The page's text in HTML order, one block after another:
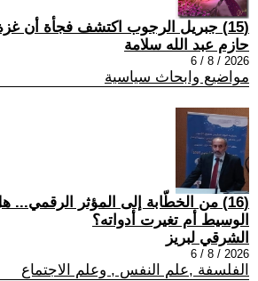
(15) جبريل الرجوب اكتشف فجأة أن غزة تُذبح!
حازم عبد الله سلامة
2026 / 8 / 6
مواضيع وابحاث سياسية
(16) من الخطّابة إلى المؤثر الرقمي...
الوسيط أم تغيرت أدواته؟
الشرقي لبريز
2026 / 8 / 6
الفلسفة ,علم النفس , وعلم الاجتماع